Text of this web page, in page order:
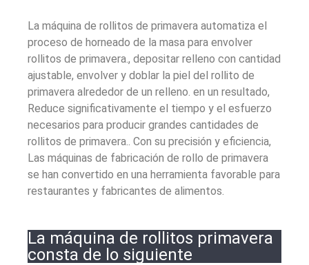
La máquina de rollitos de primavera automatiza el
proceso de horneado de la masa para envolver
rollitos de primavera., depositar relleno con cantidad
ajustable, envolver y doblar la piel del rollito de
primavera alrededor de un relleno. en un resultado,
Reduce significativamente el tiempo y el esfuerzo
necesarios para producir grandes cantidades de
rollitos de primavera.. Con su precisión y eficiencia,
Las máquinas de fabricación de rollo de primavera
se han convertido en una herramienta favorable para
restaurantes y fabricantes de alimentos.
La máquina de rollitos primavera
consta de lo siguiente